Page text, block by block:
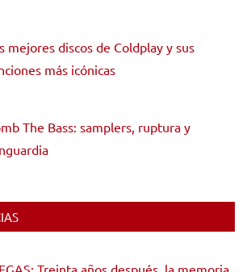
mejores discos de Coldplay y sus
más icónicas
The Bass: samplers, ruptura y